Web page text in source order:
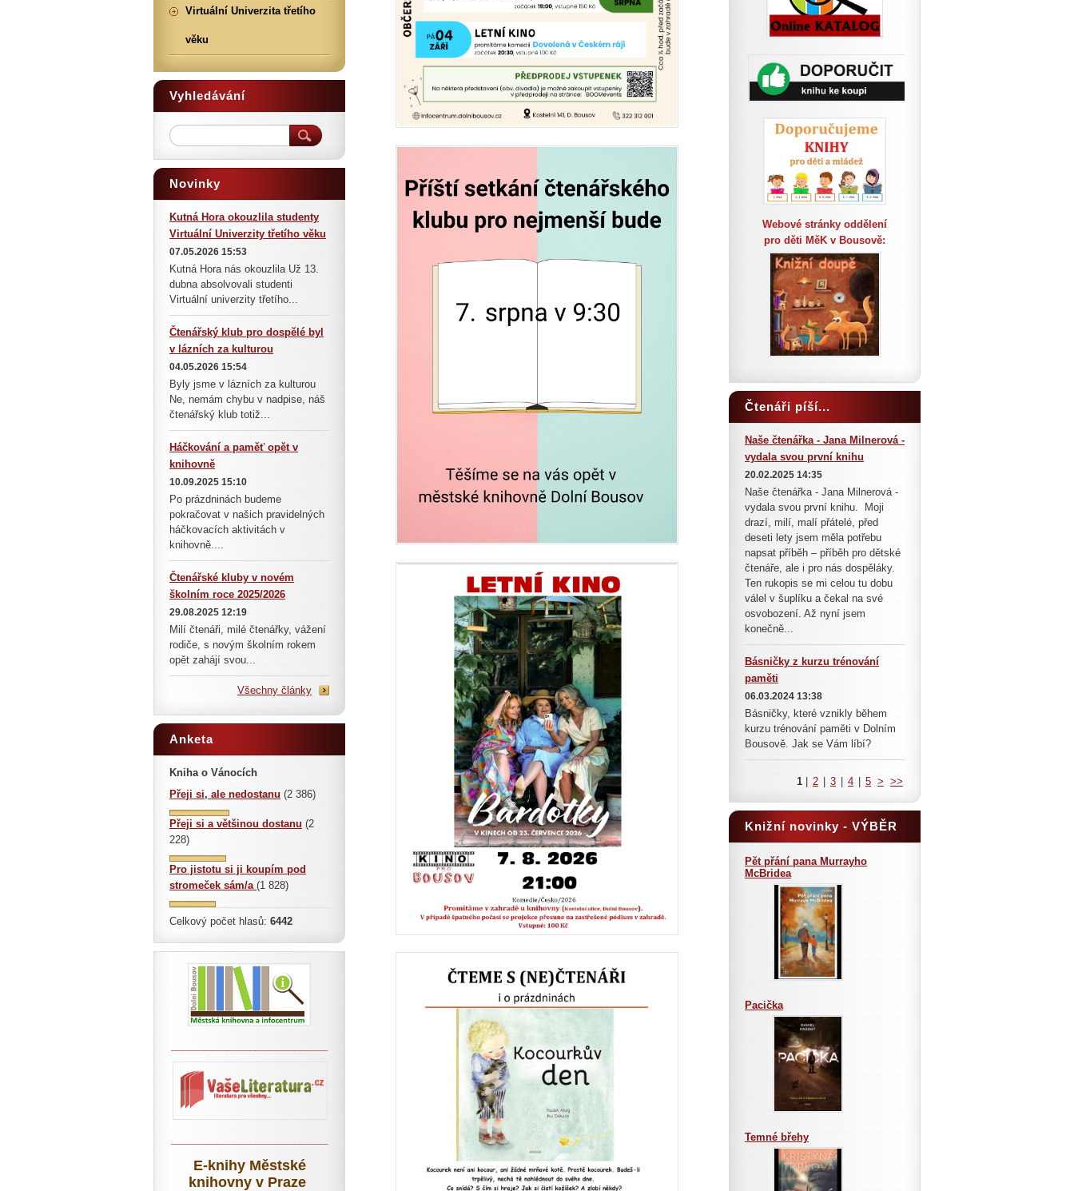
Webové stránky oddělení
pro děti MěK v Bousově:
Čtenáři píší...
Naše čtenářka - Jana Milnerová -
vydala svou první knihu
20.02.2025 14:35
Naše čtenářka - Jana Milnerová -
vydala svou první knihu. Moji
drazí, milí, malí přátelé, před
deseti lety jsem měla potřebu
napsat příběh – příběh pro dětské
čtenáře, ale i pro nás dospěláky.
Ten rukopis se mi celou tu dobu
válel v šuplíku a čekal na své
osvobození. Až nyní jsem
konečně...
Básničky z kurzu trénování
paměti
06.03.2024 13:38
Básničky, které vznikly během
kurzu trénování paměti v Dolním
Bousově. Jak se Vám líbí?
1 2 3 4 5 > >>
Knižní novinky - VÝBĚR
Pět přání pana Murrayho
McBridea
Pacička
Temné břehy
Virtuální Univerzita třetího
věku
Vyhledávání
Novinky
Kutná Hora okouzlila studenty
Virtuální Univerzity třetího věku
07.05.2026 15:53
Kutná Hora nás okouzlila Už 13.
dubna absolvovali studenti
Virtuální univerzity třetího...
Čtenářský klub pro dospělé byl
v lázních za kulturou
04.05.2026 15:54
Byly jsme v lázních za kulturou
Ne, nemám chybu v nadpise, náš
čtenářský klub totiž...
Háčkování a paměť opět v
knihovně
10.09.2025 15:10
Po prázdninách budeme
pokračovat v našich pravidelných
háčkovacích aktivitách v
knihovně....
Čtenářské kluby v novém
školním roce 2025/2026
29.08.2025 12:19
Milí čtenáři, milé čtenářky, vážení
rodiče, s novým školním rokem
opět zahájí svou...
Všechny články
Anketa
Kniha o Vánocích
Přeji si, ale nedostanu (2 386)
Přeji si a většinou dostanu (2
228)
Pro jistotu si ji koupím pod
stromeček sám/a (1 828)
Celkový počet hlasů: 6442
E-knihy Městské
knihovny v Praze